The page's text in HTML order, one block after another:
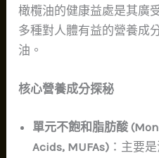
橄欖油的健康益處是其廣
多種對人體有益的營養成
油。
核心營養成分探秘
單元不飽和脂肪酸
Acids, MUFAs) ：主要